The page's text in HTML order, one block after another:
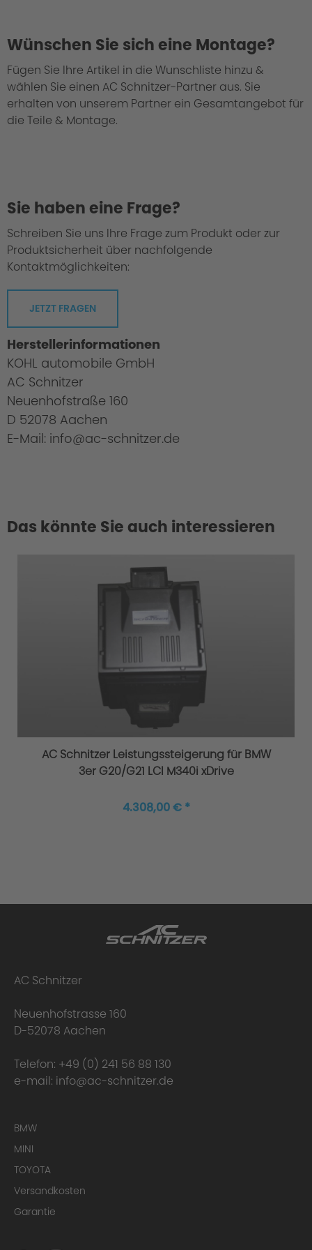
Bei uns geht jedes Fahrwerk durch die
"Grüne Hölle".
Original AC Schnitzer
Fahrwerksfedernsätze
Höhere Agilität und Sicherheit
Wünschen Sie sich eine Montage?
Fügen Sie Ihre Artikel in die Wunschliste hinzu &
wählen Sie einen AC Schnitzer-Partner aus. Sie
erhalten von unserem Partner ein Gesamtangebot für
die Teile & Montage.
Sie haben eine Frage?
Schreiben Sie uns Ihre Frage zum Produkt oder zur
Produktsicherheit über nachfolgende
Kontaktmöglichkeiten:
JETZT FRAGEN
Herstellerinformationen
KOHL automobile GmbH
AC Schnitzer
Neuenhofstraße 160
D 52078 Aachen
E-Mail: info@ac-schnitzer.de
Das könnte Sie auch interessieren
AC Schnitzer Leistungssteigerung für BMW
3er G20/G21 LCI M340i xDrive
4.308,00 € *
AC Schnitzer
Neuenhofstrasse 160
D-52078 Aachen
Telefon: +49 (0) 241 56 88 130
e-mail: info@ac-schnitzer.de
BMW
MINI
TOYOTA
Versandkosten
Garantie